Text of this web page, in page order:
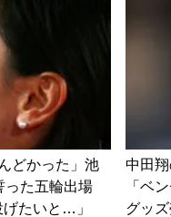
どかった」池
った五輪出場
げたいと…」
中田
「ベ
グッ